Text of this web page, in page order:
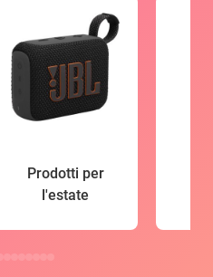
Prodotti per
l'estate